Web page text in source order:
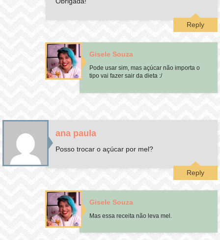
Reply
Gisele Souza
Pode usar sim, mas açúcar não importa o
tipo vai fazer sair da dieta :/
ana paula
Posso trocar o açúcar por mel?
Reply
Gisele Souza
Mas essa receita não leva mel.